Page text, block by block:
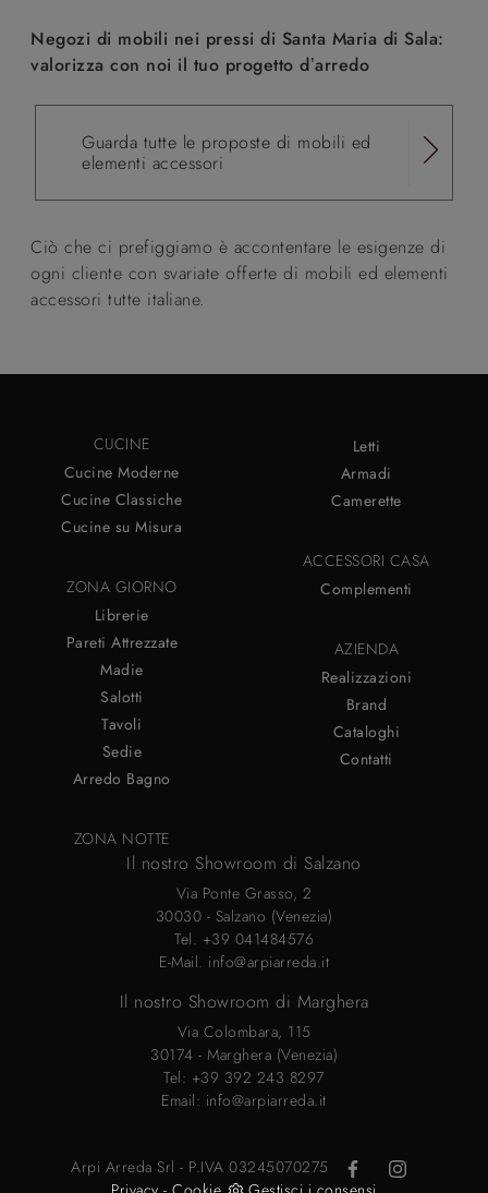
Negozi di mobili nei pressi di Santa Maria di Sala:
valorizza con noi il tuo progetto d’arredo
Guarda tutte le proposte di mobili ed
elementi accessori
Ciò che ci prefiggiamo è accontentare le esigenze di
ogni cliente con svariate offerte di mobili ed elementi
accessori tutte italiane.
CUCINE
Cucine Moderne
Cucine Classiche
Cucine su Misura
ZONA GIORNO
Librerie
Pareti Attrezzate
Madie
Salotti
Tavoli
Sedie
Arredo Bagno
ZONA NOTTE
Letti
Armadi
Camerette
ACCESSORI CASA
Complementi
AZIENDA
Realizzazioni
Brand
Cataloghi
Contatti
Il nostro Showroom di Salzano
Via Ponte Grasso, 2
30030 - Salzano (Venezia)
Tel. +39 041484576
E-Mail. info@arpiarreda.it
Il nostro Showroom di Marghera
Via Colombara, 115
30174 - Marghera (Venezia)
Tel: +39 392 243 8297
Email: info@arpiarreda.it
Arpi Arreda Srl - P.IVA 03245070275